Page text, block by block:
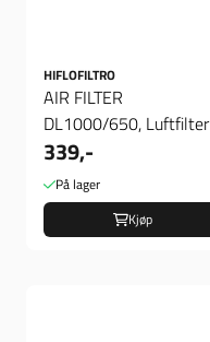
HIFLOFILTRO
AIR FILTER
DL1000/650, Luftfilter
339,-
På lager
Kjøp